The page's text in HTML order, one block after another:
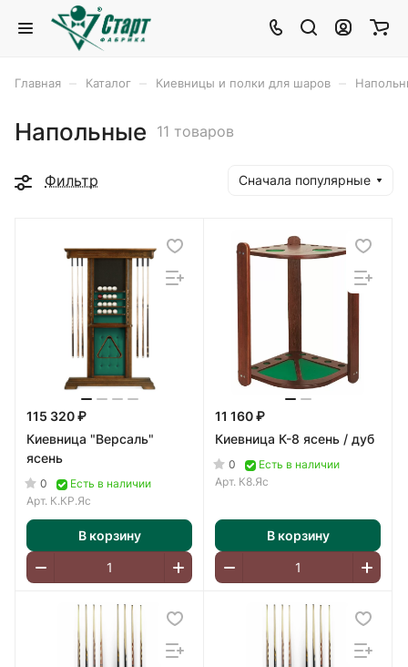
Главная Каталог Киевницы и полки для шаров
Напольные 11 товаров
Фильтр Сначала популярные
115 320 ₽
Киевница "Версаль"
ясень
0
Есть в наличии
Арт. К.КР.Яс
В корзину
11 160 ₽
Киевница К-8 ясень / дуб
0
Есть в наличии
Арт. К8.Яс
В корзину